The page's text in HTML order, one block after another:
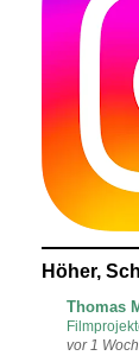
Höher,
Thomas
vor 1